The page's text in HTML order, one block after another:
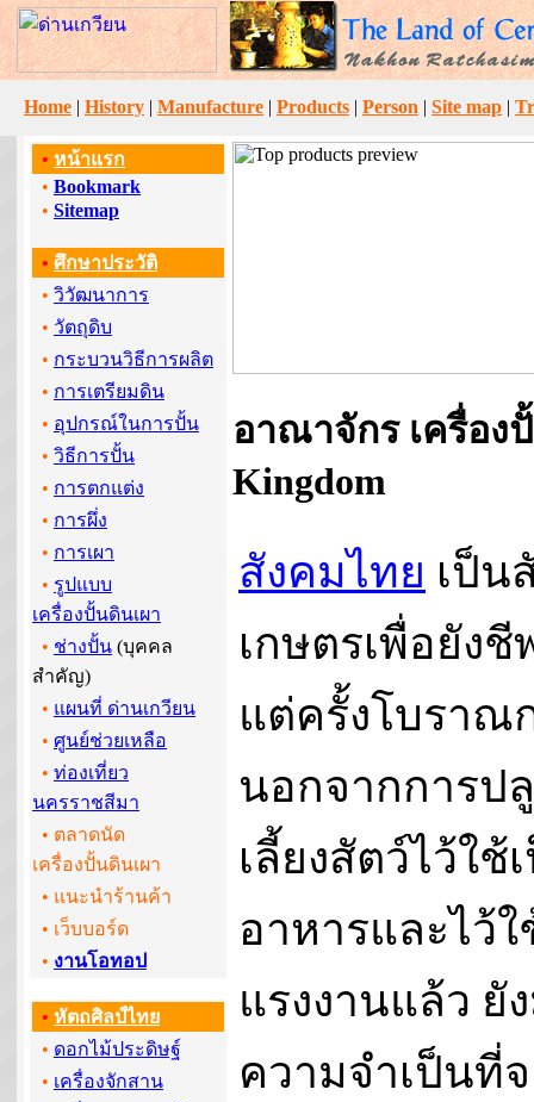
Home | History | Manufacture | Products | Person | Site map |
• หน้าแรก
• Bookmark
• Sitemap
• ศึกษาประวัติ
• วิวัฒนาการ
• วัตถุดิบ
• กระบวนวิธีการผลิต
• การเตรียมดิน
• อุปกรณ์ในการปั้น
• วิธีการปั้น
• การตกแต่ง
• การผึ่ง
• การเผา
• รูปแบบ
เครื่องปั้นดินเผา
• ช่างปั้น (บุคคล
สำคัญ)
• แผนที่ ด่านเกวียน
• ศูนย์ช่วยเหลือ
• ท่องเที่ยว
นครราชสีมา
• ตลาดนัด
เครื่องปั้นดินเผา
• แนะนำร้านค้า
• เว็บบอร์ด
• งานโอทอป
• หัตถศิลป์ไทย
• ดอกไม้ประดิษฐ์
• เครื่องจักสาน
อาณาจักร เครื่อง
Kingdom
สังคมไทย เป็น
เกษตรเพื่อยังชี
แต่ครั้งโบราณ
นอกจากการป
เลี้ยงสัตว์ไว้ใช้
อาหารและไว้ใ
แรงงานแล้ว ยั
ความจำเป็นที่